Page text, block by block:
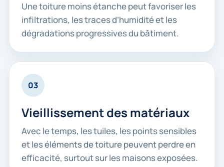
Une toiture moins étanche peut favoriser les
infiltrations, les traces d’humidité et les
dégradations progressives du bâtiment.
03
Vieillissement des matériaux
Avec le temps, les tuiles, les points sensibles
et les éléments de toiture peuvent perdre en
efficacité, surtout sur les maisons exposées.